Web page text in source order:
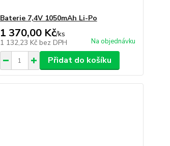
Baterie 7,4V 1050mAh Li-Po
1 370,00 Kč/ks
1 132,23 Kč bez DPH Na objednávku
Přidat do košíku